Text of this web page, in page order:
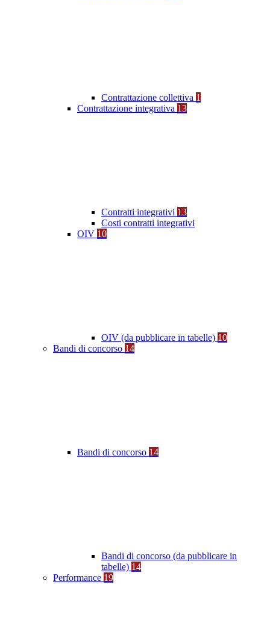
Contrattazione collettiva 1
Contrattazione integrativa 13
Contratti integrativi 13
Costi contratti integrativi
OIV 10
OIV (da pubblicare in tabelle) 10
Bandi di concorso 14
Bandi di concorso 14
Bandi di concorso (da pubblicare in
tabelle) 14
Performance 19